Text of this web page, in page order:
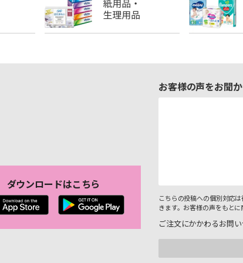
ダウンロードはこちら
お客様の声をお聞
こちらの投稿への個別対応
きます。お客様の声をもと
ご注文にかかわるお問